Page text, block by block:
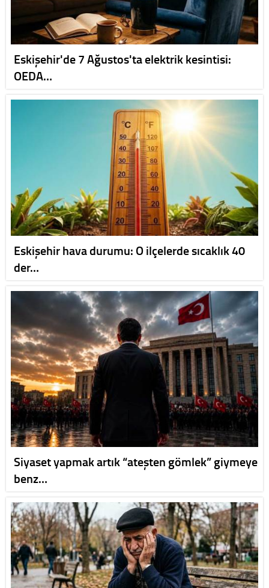
Eskişehir'de 7 Ağustos'ta elektrik kesintisi:
OEDA…
Eskişehir hava durumu: O ilçelerde sıcaklık 40
der…
Siyaset yapmak artık “ateşten gömlek” giymeye
benz…